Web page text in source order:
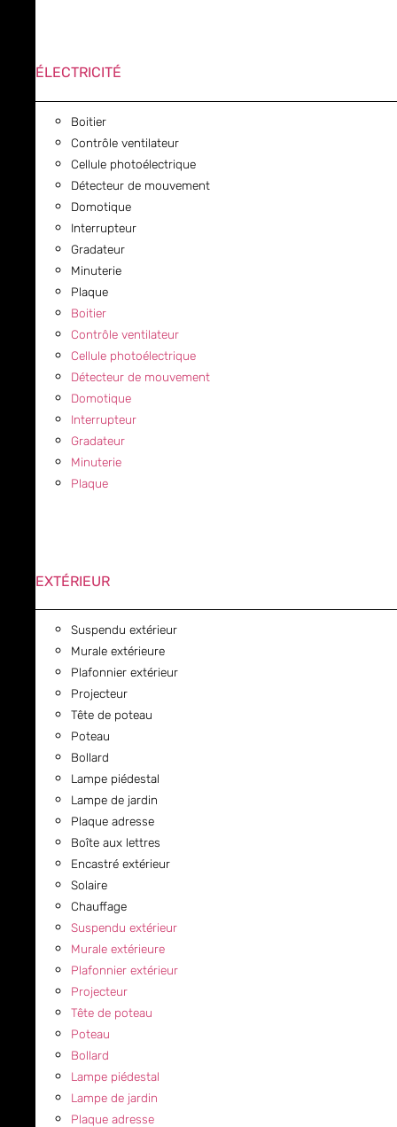
ÉLECTRICITÉ
Boitier
Contrôle ventilateur
Cellule photoélectrique
Détecteur de mouvement
Domotique
Interrupteur
Gradateur
Minuterie
Plaque
Boitier
Contrôle ventilateur
Cellule photoélectrique
Détecteur de mouvement
Domotique
Interrupteur
Gradateur
Minuterie
Plaque
EXTÉRIEUR
Suspendu extérieur
Murale extérieure
Plafonnier extérieur
Projecteur
Tête de poteau
Poteau
Bollard
Lampe piédestal
Lampe de jardin
Plaque adresse
Boîte aux lettres
Encastré extérieur
Solaire
Chauffage
Suspendu extérieur
Murale extérieure
Plafonnier extérieur
Projecteur
Tête de poteau
Poteau
Bollard
Lampe piédestal
Lampe de jardin
Plaque adresse